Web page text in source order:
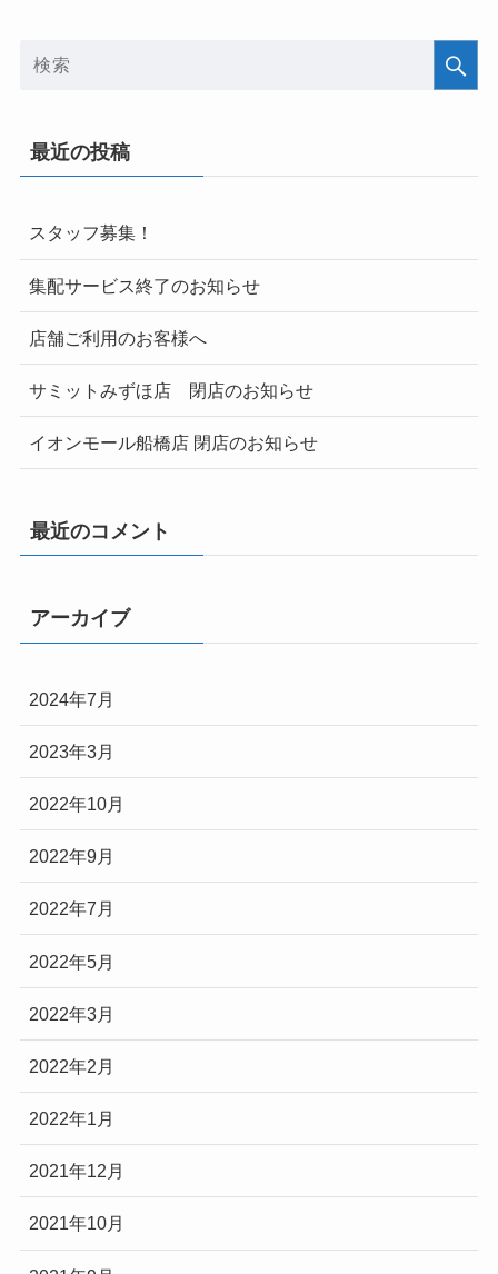
最近の投稿
スタッフ募集！
集配サービス終了のお知らせ
店舗ご利用のお客様へ
サミットみずほ店 閉店のお知らせ
イオンモール船橋店 閉店のお知らせ
最近のコメント
アーカイブ
2024年7月
2023年3月
2022年10月
2022年9月
2022年7月
2022年5月
2022年3月
2022年2月
2022年1月
2021年12月
2021年10月